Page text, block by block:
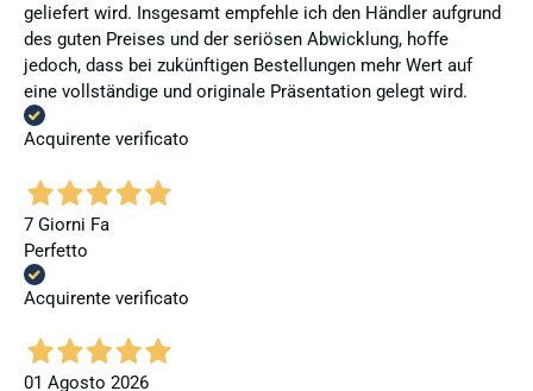
geliefert wird. Insgesamt empfehle ich den Händler aufgrund
des guten Preises und der seriösen Abwicklung, hoffe
jedoch, dass bei zukünftigen Bestellungen mehr Wert auf
eine vollständige und originale Präsentation gelegt wird.
Acquirente verificato
7 Giorni Fa
Perfetto
Acquirente verificato
01 Agosto 2026